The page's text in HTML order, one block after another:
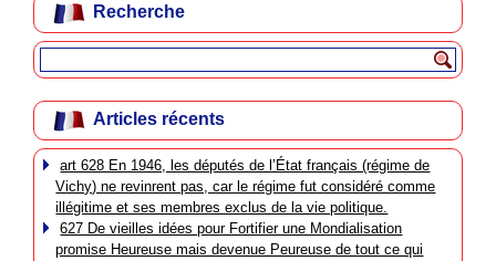
Recherche
Articles récents
art 628 En 1946, les députés de l’État français (régime de
Vichy) ne revinrent pas, car le régime fut considéré comme
illégitime et ses membres exclus de la vie politique.
627 De vieilles idées pour Fortifier une Mondialisation
promise Heureuse mais devenue Peureuse de tout ce qui